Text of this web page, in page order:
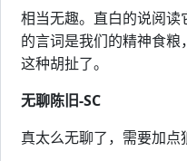
相当无趣。直白的说阅
的言词是我们的精神食
这种胡扯了。
无聊陈旧-SC
真太么无聊了，需要加点